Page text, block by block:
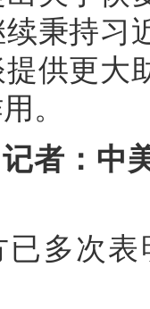
秉持习
供更大
。
记者：
已多次